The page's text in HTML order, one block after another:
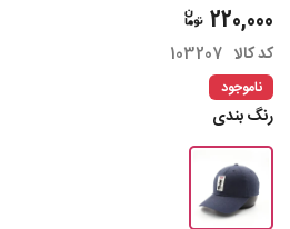
220,000
کد کالا 103207
ناموجود
رنگ بندی